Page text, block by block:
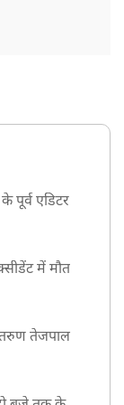
पूर्व एडिटर
में मौत
तरुण तेजपाल